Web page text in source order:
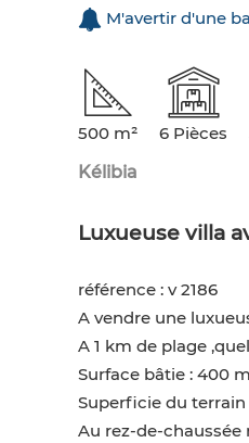
M'avertir d'une
500 m² 6 Pièces
Kélibia
Luxueuse villa
référence : v 2186
A vendre une
A 1 km de plage
Surface bâtie : 400
Superficie du terrain
Au rez-de-